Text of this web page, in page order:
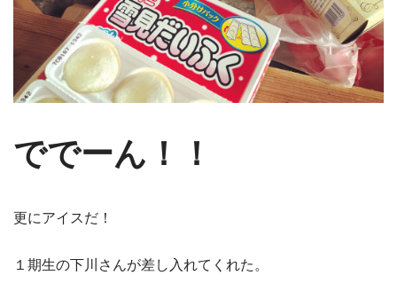
ででーん！！
更にアイスだ！
１期生の下川さんが差し入れてくれた。